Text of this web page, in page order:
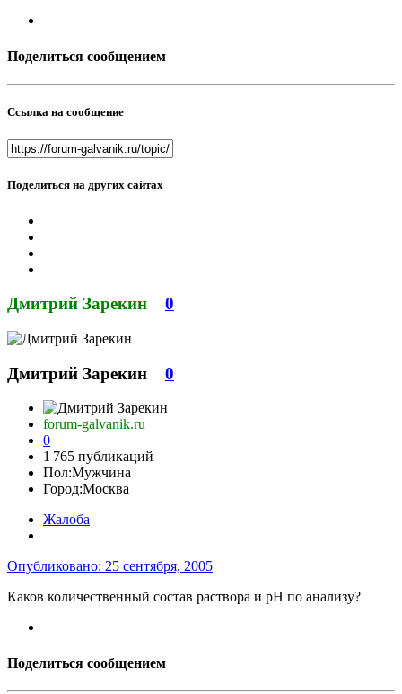
Поделиться сообщением
Ссылка на сообщение
Поделиться на других сайтах
Дмитрий Зарекин 0
Дмитрий Зарекин 0
forum-galvanik.ru
0
1 765 публикаций
Пол:Мужчина
Город:Москва
Жалоба
Опубликовано: 25 сентября, 2005
Каков количественный состав раствора и рН по анализу?
Поделиться сообщением